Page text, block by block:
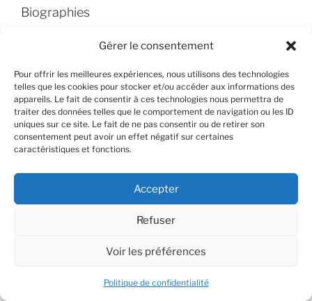
Gérer le consentement
Pour offrir les meilleures expériences, nous utilisons des technologies
telles que les cookies pour stocker et/ou accéder aux informations des
appareils. Le fait de consentir à ces technologies nous permettra de
traiter des données telles que le comportement de navigation ou les ID
uniques sur ce site. Le fait de ne pas consentir ou de retirer son
consentement peut avoir un effet négatif sur certaines
caractéristiques et fonctions.
Accepter
Refuser
Voir les préférences
Politique de confidentialité
Biographies